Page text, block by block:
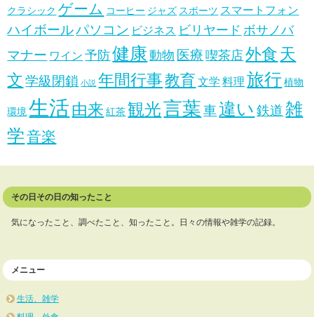
クラシック ゲーム コーヒー ジャズ スポーツ スマートフォン
ハイボールパソコン ビジネス ビリヤード ボサノバ
マナー ワイン 予防健康 動物 医療 喫茶店外食 天
文 学級閉鎖 小説 年間行事教育 文学 料理 旅行 植物
環境 生活由来 紅茶 観光言葉 車違い 鉄道 雑
学音楽
その日その日の知ったこと
気になったこと、調べたこと、知ったこと。日々の情報や雑学の記録。
メニュー
生活、雑学